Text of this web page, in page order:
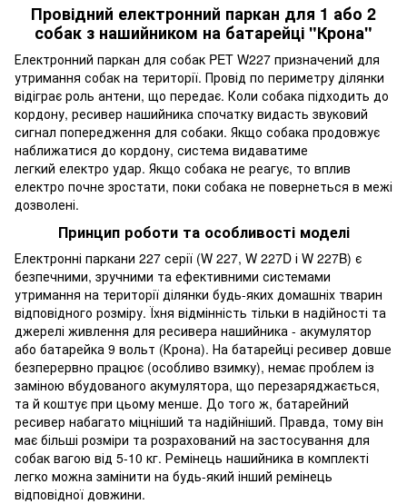
Провідний електронний паркан для 1 або 2
собак з нашийником на батарейці "Крона"
Електронний паркан для собак PET W227 призначений для
утримання собак на території. Провід по периметру ділянки
відіграє роль антени, що передає. Коли собака підходить до
кордону, ресивер нашийника спочатку видасть звуковий
сигнал попередження для собаки. Якщо собака продовжує
наближатися до кордону, система видаватиме
легкий електро удар. Якщо собака не реагує, то вплив
електро почне зростати, поки собака не повернеться в межі
дозволені.
Принцип роботи та особливості моделі
Електронні паркани 227 серії (W 227, W 227D і W 227B) є
безпечними, зручними та ефективними системами
утримання на території ділянки будь-яких домашніх тварин
відповідного розміру. Їхня відмінність тільки в надійності та
джерелі живлення для ресивера нашийника - акумулятор
або батарейка 9 вольт (Крона). На батарейці ресивер довше
безперервно працює (особливо взимку), немає проблем із
заміною вбудованого акумулятора, що перезаряджається,
та й коштує при цьому менше. До того ж, батарейний
ресивер набагато міцніший та надійніший. Правда, тому він
має більші розміри та розрахований на застосування для
собак вагою від 5-10 кг. Ремінець нашийника в комплекті
легко можна замінити на будь-який інший ремінець
відповідної довжини.